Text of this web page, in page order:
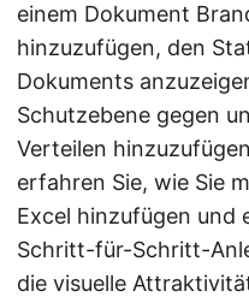
einem Dokument
hinzuzufügen, den
Dokuments
Schutzebene gegen
Verteilen
erfahren Sie, wie Sie
Excel hinzufügen und
Schritt-für-Schritt-
die visuelle